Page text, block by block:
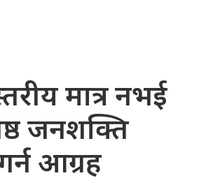
मात्र नभई
जनशक्ति
आग्रह